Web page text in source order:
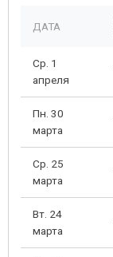
ДАТА
Ср. 1
апреля
Пн. 30
марта
Ср. 25
марта
Вт. 24
марта